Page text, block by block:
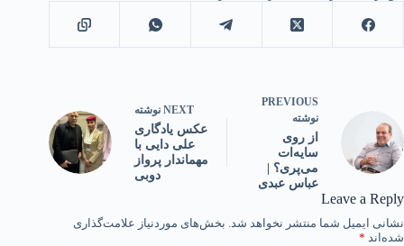
PREVIOUS
نوشته
از روی
سایه‌ات
می‌پری؟ |
عباس عبدی
NEXT نوشته
عکس یادگاری
علی دایی با
مهماندار پرواز
دوبی
Leave a Reply
نشانی ایمیل شما منتشر نخواهد شد. بخش‌های موردنیاز علامت‌گذاری
شده‌اند *